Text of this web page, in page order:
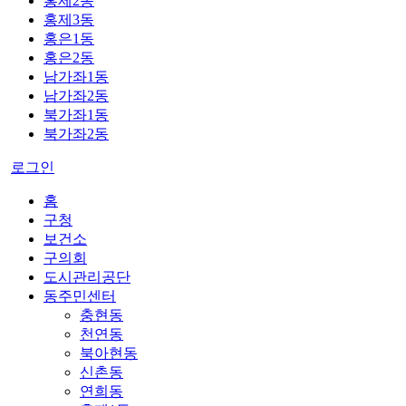
홍제3동
홍은1동
홍은2동
남가좌1동
남가좌2동
북가좌1동
북가좌2동
로그인
홈
구청
보건소
구의회
도시관리공단
동주민센터
충현동
천연동
북아현동
신촌동
연희동